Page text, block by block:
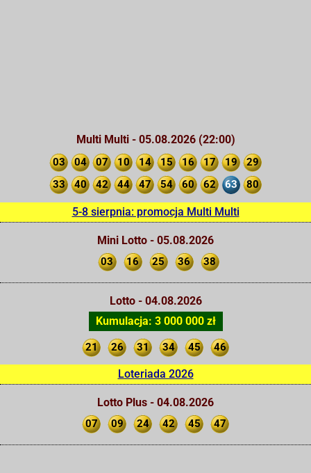
Multi Multi - 05.08.2026 (22:00)
03 04 07 10 14 15 16 17 19
29
33
40 42 44 47 54 60 62 63 80
5-8 sierpnia: promocja Multi Multi
Mini Lotto - 05.08.2026
03 16 25 36 38
Lotto - 04.08.2026
Kumulacja: 3 000 000 zł
21 26 31 34 45 46
Loteriada 2026
Lotto Plus - 04.08.2026
07 09 24 42 45 47